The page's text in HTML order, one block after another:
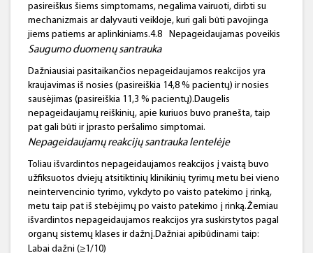
pasireiškus šiems simptomams, negalima vairuoti, dirbti su
mechanizmais ar dalyvauti veikloje, kuri gali būti pavojinga
jiems patiems ar aplinkiniams.4.8
Nepageidaujamas poveikis
Saugumo duomenų santrauka
Dažniausiai pasitaikančios nepageidaujamos reakcijos yra
kraujavimas iš nosies (pasireiškia 14,8 % pacientų) ir nosies
sausėjimas (pasireiškia 11,3 % pacientų).Daugelis
nepageidaujamų reiškinių, apie kuriuos buvo pranešta, taip
pat gali būti ir įprasto peršalimo simptomai.
Nepageidaujamų reakcijųsantraukalentelėje
Toliau išvardintos nepageidaujamos reakcijos į vaistą buvo
užfiksuotos dviejų atsitiktinių klinikinių tyrimų metu bei vieno
neintervencinio tyrimo, vykdyto po vaisto patekimo į rinką,
metu taip pat iš stebėjimų po vaisto patekimo į rinką.Žemiau
išvardintos nepageidaujamos reakcijos yra suskirstytos pagal
organų sistemų klases ir dažnį.Dažniai apibūdinami taip:
Labai dažni (≥1/10)